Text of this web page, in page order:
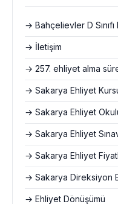
→ Bahçelievler D Sınıfı
→ İletişim
→ 257. ehliyet alma
→ Sakarya Ehliyet
→ Sakarya Ehliyet
→ Sakarya Ehliyet
→ Sakarya Ehliyet
→ Sakarya Direksiyon
→ Ehliyet Dönüşümü